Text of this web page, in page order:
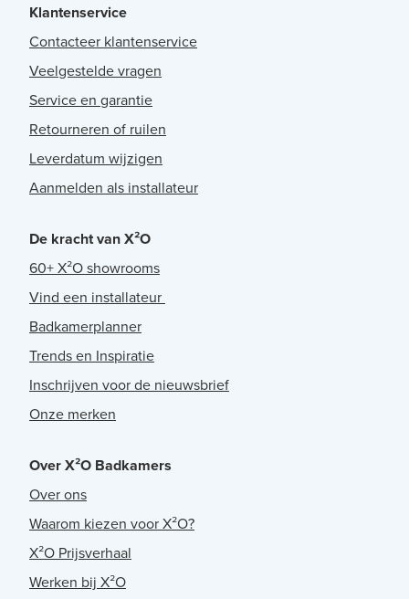
Klantenservice
Contacteer klantenservice
Veelgestelde vragen
Service en garantie
Retourneren of ruilen
Leverdatum wijzigen
Aanmelden als installateur
De kracht van X²O
60+ X²O showrooms
Vind een installateur
Badkamerplanner
Trends en Inspiratie
Inschrijven voor de nieuwsbrief
Onze merken
Over X²O Badkamers
Over ons
Waarom kiezen voor X²O?
X²O Prijsverhaal
Werken bij X²O